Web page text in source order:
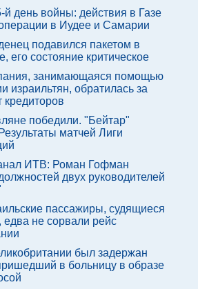
й день войны: действия в Газе
в Иудее и Самарии
подавился пакетом в
его состояние критическое
занимающаяся помощью
израильтян, обратилась за
кредиторов
победили. "Бейтар"
матчей Лиги
ИТВ: Роман Гофман
двух руководителей
пассажиры, судящиеся
едва не сорвали рейс
был задержан
в больницу в образе